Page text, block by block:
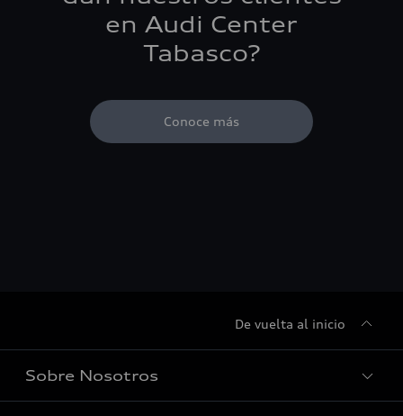
en Audi Center
Tabasco?
Conoce más
De vuelta al inicio
Sobre Nosotros